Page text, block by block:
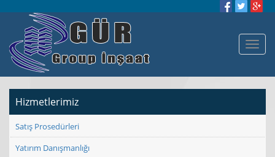
Hizmetlerimiz
Satış Prosedürleri
Yatırım Danışmanlığı